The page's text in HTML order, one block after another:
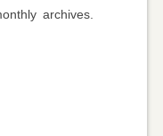
archives.